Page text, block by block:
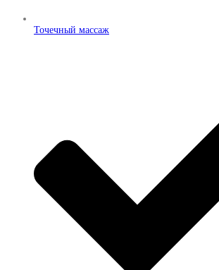
Точечный массаж